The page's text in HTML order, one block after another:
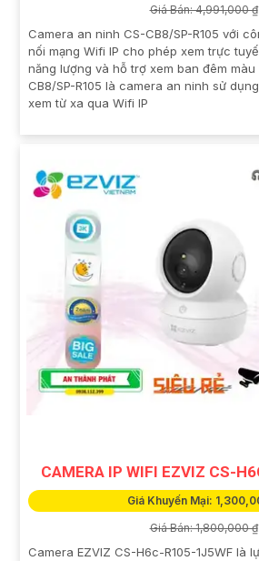
Giá Bán: 4,991,000 ₫
Camera an ninh CS-CB8/SP-R105 với
nối mạng Wifi IP cho phép xem trực
năng lượng và hỗ trợ xem ban đêm
CB8/SP-R105 là camera an ninh sử
xem từ xa qua Wifi IP
CAMERA IP WIFI EZVIZ CS-
Giá Khuyến Mại:
Giá Bán: 1,800,000 ₫
Camera EZVIZ CS-H6c-R105-1J5WF là